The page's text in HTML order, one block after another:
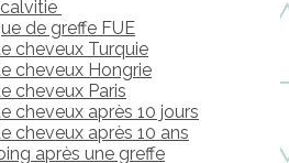
de greffe FUE
cheveux Turquie
cheveux Hongrie
cheveux Paris
cheveux après 10 jours
cheveux après 10 ans
après une greffe